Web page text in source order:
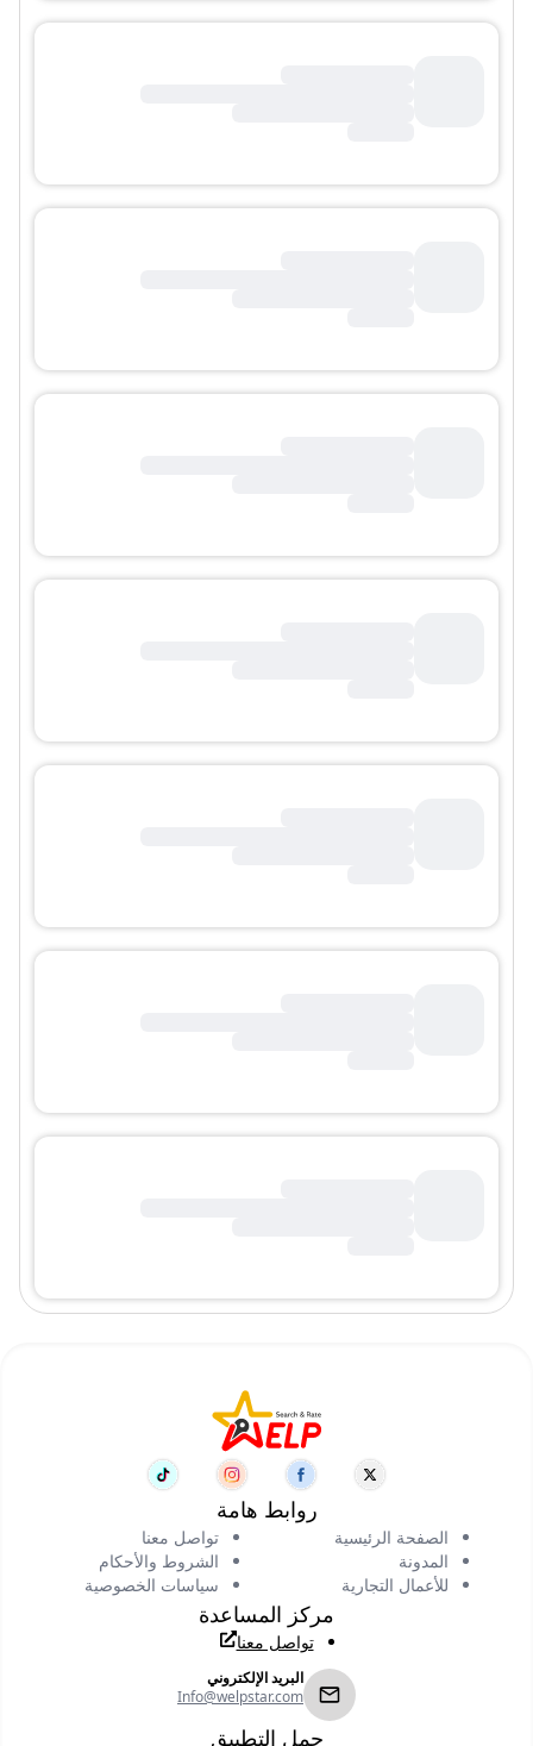
روابط هامة
الصفحة الرئيسية
المدونة
للأعمال التجارية
تواصل معنا
الشروط والأحكام
سياسات الخصوصية
مركز المساعدة
تواصل معنا
البريد الإلكتروني
Info@welpstar.com
حمل التطبيق